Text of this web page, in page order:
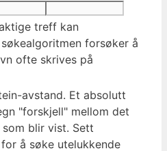
treff kan
forsøker å
ofte skrives på
avstand. Et absolutt
"forskjell" mellom det
blir vist. Sett
å søke utelukkende